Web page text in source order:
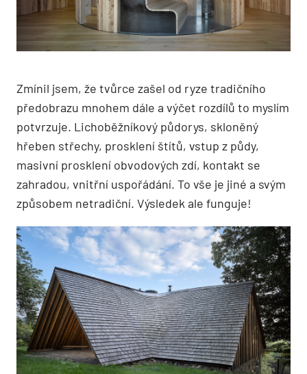
Zmínil jsem, že tvůrce zašel od ryze tradičního
předobrazu mnohem dále a výčet rozdílů to myslím
potvrzuje. Lichoběžníkový půdorys, skloněný
hřeben střechy, prosklení štítů, vstup z půdy,
masivní prosklení obvodových zdí, kontakt se
zahradou, vnitřní uspořádání. To vše je jiné a svým
způsobem netradiční. Výsledek ale funguje!